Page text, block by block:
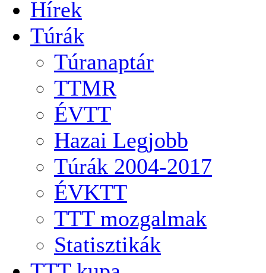
Hírek
Túrák
Túranaptár
TTMR
ÉVTT
Hazai Legjobb
Túrák 2004-2017
ÉVKTT
TTT mozgalmak
Statisztikák